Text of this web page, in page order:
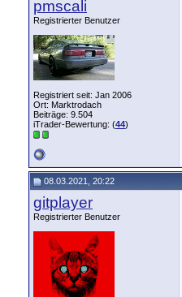
pmscali
Registrierter Benutzer
Registriert seit: Jan 2006
Ort: Marktrodach
Beiträge: 9.504
iTrader-Bewertung: (44)
08.03.2021, 20:22
gitplayer
Registrierter Benutzer